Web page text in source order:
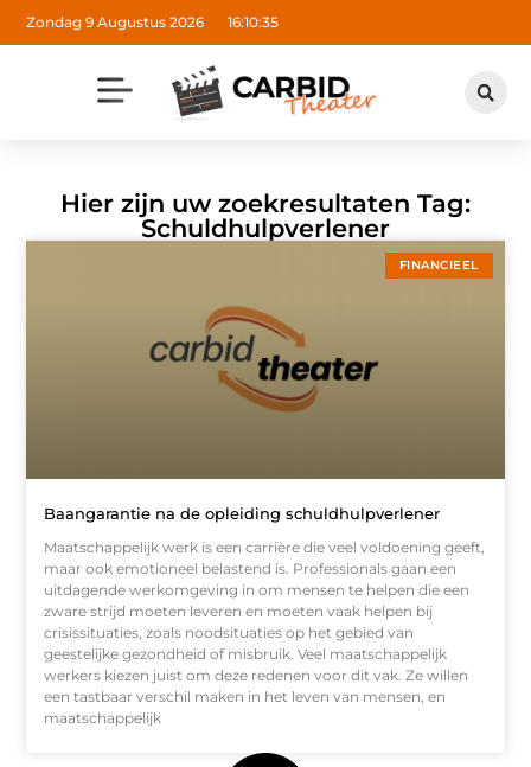
Zondag 9 Augustus 2026 16:10:35
Hier zijn uw zoekresultaten Tag:
Schuldhulpverlener
FINANCIEEL
Baangarantie na de opleiding schuldhulpverlener
Maatschappelijk werk is een carrière die veel voldoening geeft,
maar ook emotioneel belastend is. Professionals gaan een
uitdagende werkomgeving in om mensen te helpen die een
zware strijd moeten leveren en moeten vaak helpen bij
crisissituaties, zoals noodsituaties op het gebied van
geestelijke gezondheid of misbruik. Veel maatschappelijk
werkers kiezen juist om deze redenen voor dit vak. Ze willen
een tastbaar verschil maken in het leven van mensen, en
maatschappelijk